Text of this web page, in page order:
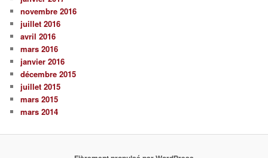
novembre 2016
juillet 2016
avril 2016
mars 2016
janvier 2016
décembre 2015
juillet 2015
mars 2015
mars 2014